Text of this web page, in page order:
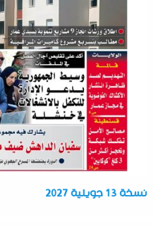
نسخة 13 جويلية 2027